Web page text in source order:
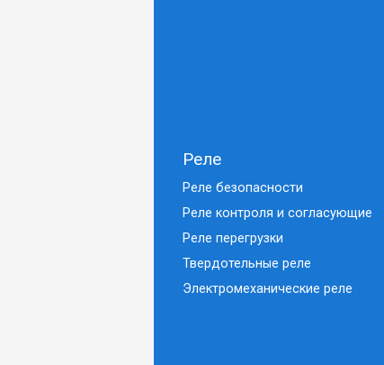
Реле
Реле безопасности
Реле контроля и согласующие
Реле перегрузки
Твердотельные реле
Электромеханические реле